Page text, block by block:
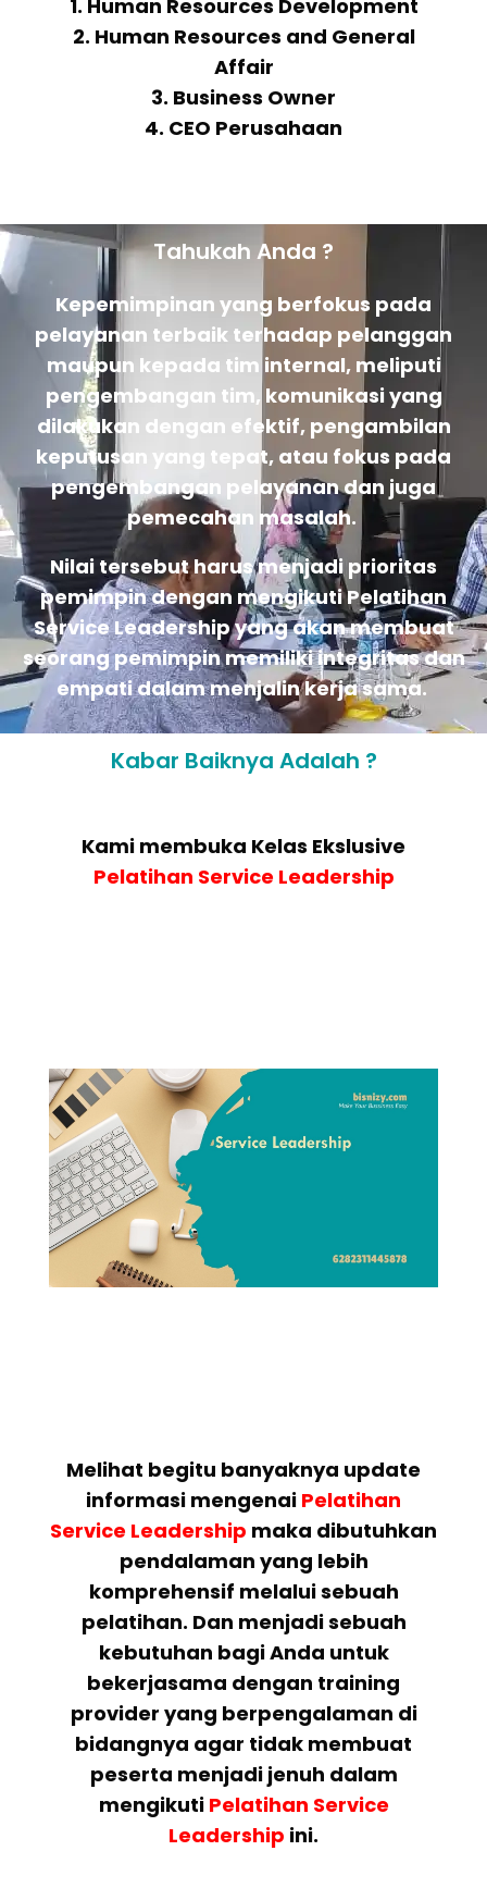
1. Human Resources Development
2. Human Resources and General
Affair
3. Business Owner
4. CEO Perusahaan
Tahukah Anda ?
Kepemimpinan yang berfokus pada
pelayanan terbaik terhadap pelanggan
maupun kepada tim internal, meliputi
pengembangan tim, komunikasi yang
dilakukan dengan efektif, pengambilan
keputusan yang tepat, atau fokus pada
pengembangan pelayanan dan juga
pemecahan masalah.
Nilai tersebut harus menjadi prioritas
pemimpin dengan mengikuti Pelatihan
Service Leadership yang akan membuat
seorang pemimpin memiliki integritas dan
empati dalam menjalin kerja sama.
Kabar Baiknya Adalah ?
Kami membuka Kelas Ekslusive
Pelatihan Service Leadership
Melihat begitu banyaknya update
informasi mengenai Pelatihan
Service Leadership maka dibutuhkan
pendalaman yang lebih
komprehensif melalui sebuah
pelatihan. Dan menjadi sebuah
kebutuhan bagi Anda untuk
bekerjasama dengan training
provider yang berpengalaman di
bidangnya agar tidak membuat
peserta menjadi jenuh dalam
mengikuti Pelatihan Service
Leadership ini.